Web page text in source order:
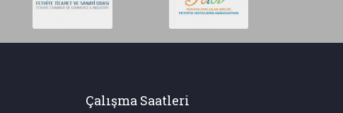
Çalışma Saatleri